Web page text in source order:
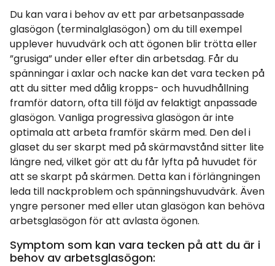
Du kan vara i behov av ett par arbetsanpassade
glasögon (terminalglasögon) om du till exempel
upplever huvudvärk och att ögonen blir trötta eller
”grusiga” under eller efter din arbetsdag. Får du
spänningar i axlar och nacke kan det vara tecken på
att du sitter med dålig kropps- och huvudhållning
framför datorn, ofta till följd av felaktigt anpassade
glasögon. Vanliga progressiva glasögon är inte
optimala att arbeta framför skärm med. Den del i
glaset du ser skarpt med på skärmavstånd sitter lite
längre ned, vilket gör att du får lyfta på huvudet för
att se skarpt på skärmen. Detta kan i förlängningen
leda till nackproblem och spänningshuvudvärk. Även
yngre personer med eller utan glasögon kan behöva
arbetsglasögon för att avlasta ögonen.
Symptom som kan vara tecken på att du är i
behov av arbetsglasögon: